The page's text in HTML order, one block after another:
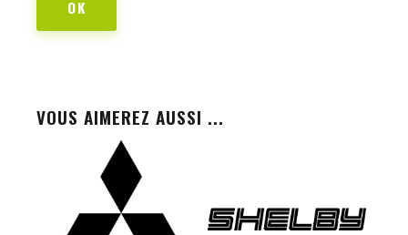
OK
VOUS AIMEREZ AUSSI ...